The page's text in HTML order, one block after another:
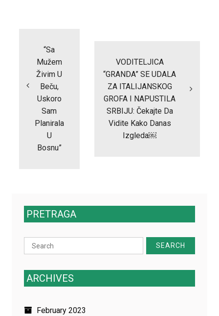
“Sa
Mužem
Živim U
Beču,
Uskoro
Sam
Planirala
U
Bosnu”
VODITELJICA
“GRANDA” SE UDALA
ZA ITALIJANSKOG
GROFA I NAPUSTILA
SRBIJU: Čekajte Da
Vidite Kako Danas
Izgleda￼
PRETRAGA
Search
for:
ARCHIVES
February 2023